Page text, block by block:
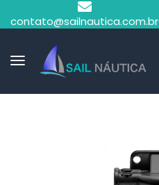
contato@sailnautica.com.br